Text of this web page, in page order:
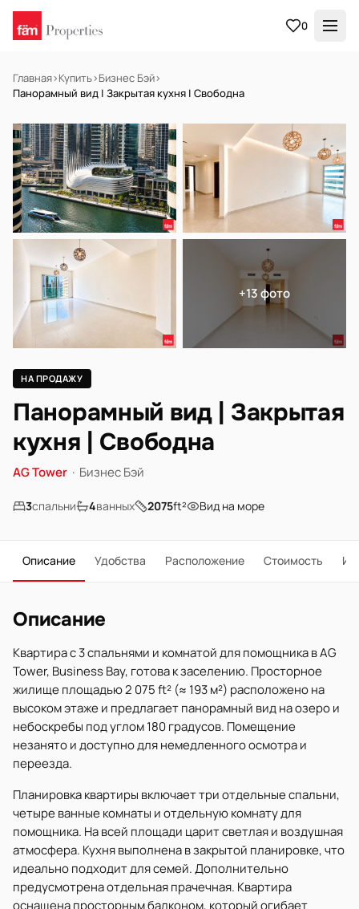
0
Главная›Купить›Бизнес Бэй›
Панорамный вид | Закрытая кухня | Свободна
НА ПРОДАЖУ Готов к заселению
+13 фото
НА ПРОДАЖУ
Панорамный вид | Закрытая
кухня | Свободна
AG Tower · Бизнес Бэй
3спальни 4ванных 2075ft² Вид на море
Описание Удобства Расположение Стоимость
Описание
Квартира с 3 спальнями и комнатой для помощника в AG
Tower, Business Bay, готова к заселению. Просторное
жилище площадью 2 075 ft² (≈ 193 м²) расположено на
высоком этаже и предлагает панорамный вид на озеро и
небоскребы под углом 180 градусов. Помещение
незанято и доступно для немедленного осмотра и
переезда.
Планировка квартиры включает три отдельные спальни,
четыре ванные комнаты и отдельную комнату для
помощника. На всей площади царит светлая и воздушная
атмосфера. Кухня выполнена в закрытой планировке, что
идеально подходит для семей. Дополнительно
предусмотрена отдельная прачечная. Квартира
оснащена просторным балконом, который огибает